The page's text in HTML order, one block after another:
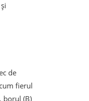
de
fierul
borul (B)